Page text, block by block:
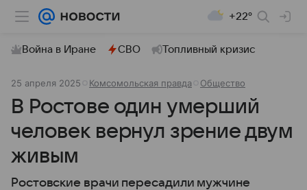
+22°
Война в Иране СВО Топливный кризис
25 апреля 2025 Комсомольская правда Общество
В Ростове один умерший
человек вернул зрение двум
живым
Ростовские врачи пересадили мужчине